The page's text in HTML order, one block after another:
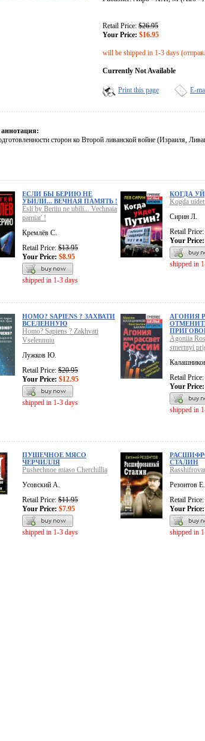
Retail Price: $26.95
Your Price: $16.95
will be shipped in 1-3 days
Currently Not Available
Print this page E-
сторон ко Второй ливанской войне (Израиля,
ЕСЛИ БЫ БЕРИЮ НЕ
УБИЛИ... ВЕЧНАЯ ПАМЯТЬ !
Esli by Beriiu ne ubili... Vechnaia
pamiat' !
Кремлёв С.
Retail Price: $13.95
Your Price: $8.95
shipped in 1-3 days
КОГДА
Kogda
Сирин Л.
Retail Price:
Your Price:
shipped in
HOMO? SAPIENS ? ЗАХВАТИ
ВСЕЛЕННУЮ
Homo? Sapiens ? Zakhvati
Vselennuiu
Лужков Ю.
Retail Price: $20.95
Your Price: $12.95
shipped in 1-3 days
АГОНИЯ
Agoniia
smertnyi
Retail Price:
Your Price:
shipped in
ПУШЕЧНОЕ МЯСО
ЧЕРЧИЛЛЯ
Pushechnoe miaso Cherchillia
Усовский А.
Retail Price: $11.95
Your Price: $7.95
shipped in 1-3 days
СТАЛИН
Резонтов Е.
Retail Price:
Your Price:
shipped in